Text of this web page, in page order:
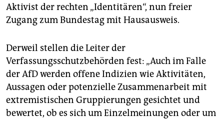
Aktivist der rechten „Identitären“, nun freier
Zugang zum Bundestag mit Hausausweis.
Derweil stellen die Leiter der
Verfassungsschutzbehörden fest: „Auch im Falle
der AfD werden offene Indizien wie Aktivitäten,
Aussagen oder potenzielle Zusammenarbeit mit
extremistischen Gruppierungen gesichtet und
bewertet, ob es sich um Einzelmeinungen oder um